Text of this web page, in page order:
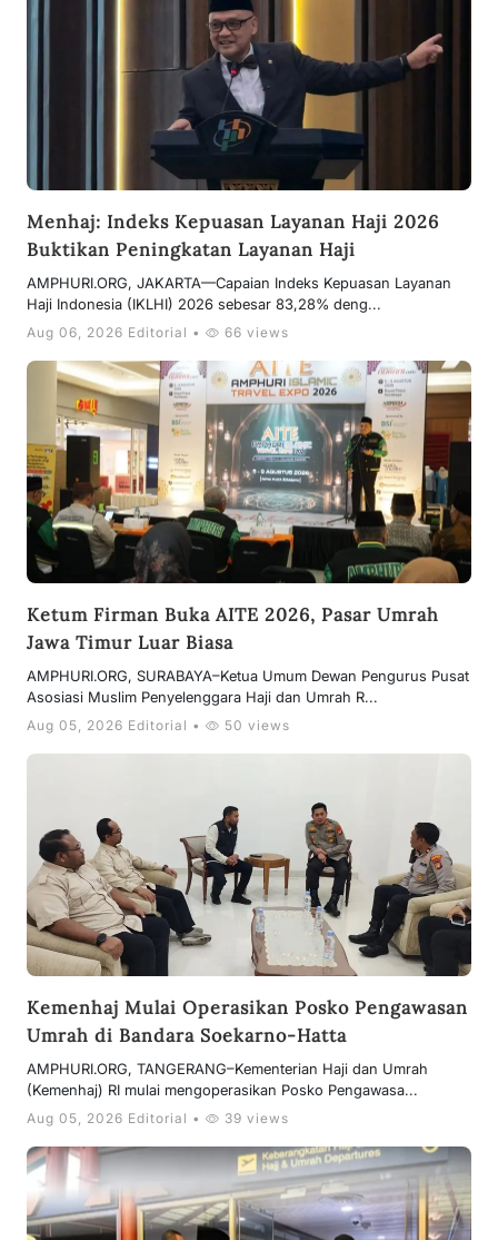
Menhaj: Indeks Kepuasan Layanan Haji 2026
Buktikan Peningkatan Layanan Haji
AMPHURI.ORG, JAKARTA—Capaian Indeks Kepuasan Layanan
Haji Indonesia (IKLHI) 2026 sebesar 83,28% deng...
Aug 06, 2026 Editorial • 66 views
Ketum Firman Buka AITE 2026, Pasar Umrah
Jawa Timur Luar Biasa
AMPHURI.ORG, SURABAYA–Ketua Umum Dewan Pengurus Pusat
Asosiasi Muslim Penyelenggara Haji dan Umrah R...
Aug 05, 2026 Editorial • 50 views
Kemenhaj Mulai Operasikan Posko Pengawasan
Umrah di Bandara Soekarno-Hatta
AMPHURI.ORG, TANGERANG–Kementerian Haji dan Umrah
(Kemenhaj) RI mulai mengoperasikan Posko Pengawasa...
Aug 05, 2026 Editorial • 39 views